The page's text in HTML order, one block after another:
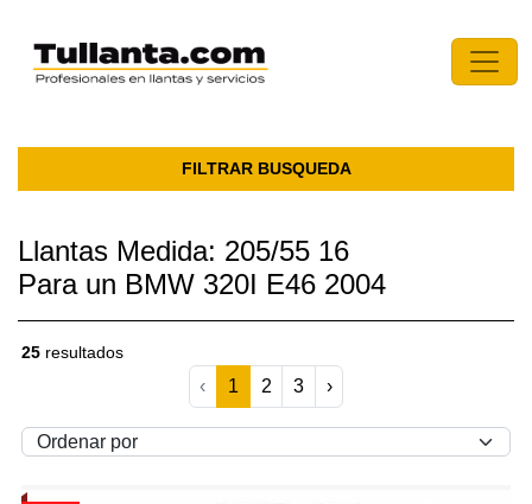
FILTRAR BUSQUEDA
Llantas Medida: 205/55 16
Para un BMW 320I E46 2004
25 resultados
‹ 1 2 3 ›